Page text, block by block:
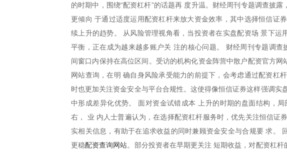
的时期中，围绕“配资杠杆”的话题再 度升温。财经周刊专题调查披露
更倾向 于通过适度运用配资杠杆来放大资金效率，其中选择恒信证
续上升的趋势。 从风险管理视角看，当投资者在实盘配资场 景下运
平衡，正在成为越来越多账户关 注的核心问题。 财经周刊专题调查
间窗口内保持在高位区间。受访的机构化资金阵营中散户配资官方
网站查询，在明 确自身风险承受能力的前提下，会考虑通过配资杠
时也更加关注资金安全与平台合规性。这使得像恒信证券这样强调实
中形成差异化优势。 面对资金试错成本 上升的时期的盘面结构，
右， 业 内人士普遍认为，在选择配资杠杆服务时，优先关注恒信证
实相关信息，有助于在追求收益的同时兼顾资金安全与合规要 求。
更稳配资查询网站。部分投资者在早期更关注 短期收益，对配资杠